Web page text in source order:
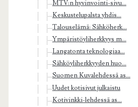
MTV:n hyvinvointi-sivu...
Keskustelupalsta yhdis...
Talouselämä: Sähköherk...
Ympäristöyliherkkyys m...
Langatonta teknologiaa...
Sähköyliherkkyyden huo...
Suomen Kuvalehdessä as...
Uudet kotisivut julkaistu
Kotivinkki-lehdessä as...